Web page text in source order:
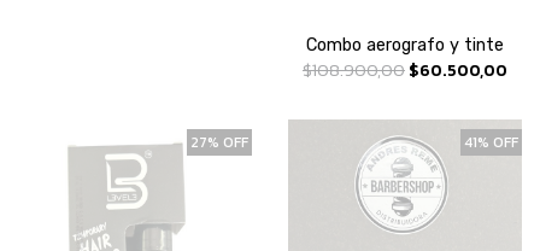
Combo aerografo y tinte
$108.900,00$60.500,00
27% OFF 41% OFF